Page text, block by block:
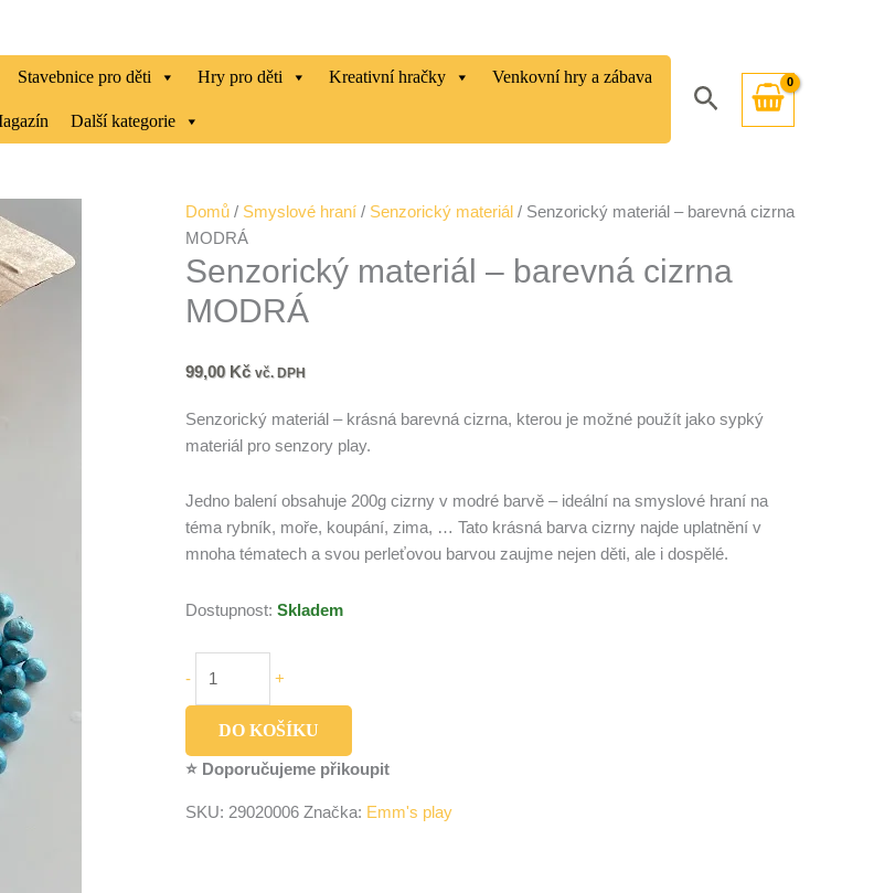
Stavebnice pro děti Hry pro děti Kreativní hračky Venkovní hry a zábava
Další kategorie
Hledat
Domů / Smyslové hraní / Senzorický materiál / Senzorický materiál – barevná cizrna
MODRÁ
Senzorický materiál – barevná cizrna
MODRÁ
99,00 Kč vč. DPH
Senzorický materiál – krásná barevná cizrna, kterou je možné použít jako sypký
materiál pro senzory play.
Jedno balení obsahuje 200g cizrny v modré barvě – ideální na smyslové hraní na
téma rybník, moře, koupání, zima, … Tato krásná barva cizrny najde uplatnění v
mnoha tématech a svou perleťovou barvou zaujme nejen děti, ale i dospělé.
Dostupnost: Skladem
-
Senzorický
materiál
-
cizrna
množství
+
DO KOŠÍKU
⭐ Doporučujeme přikoupit
SKU: 29020006 Značka: Emm's play